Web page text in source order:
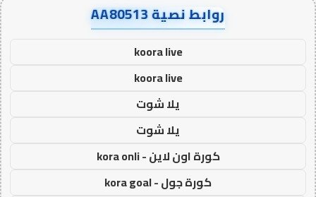
روابط نصية AA80513
koora live
koora live
يلا شوت
يلا شوت
كورة اون لاين - kora onli
كورة جول - kora goal